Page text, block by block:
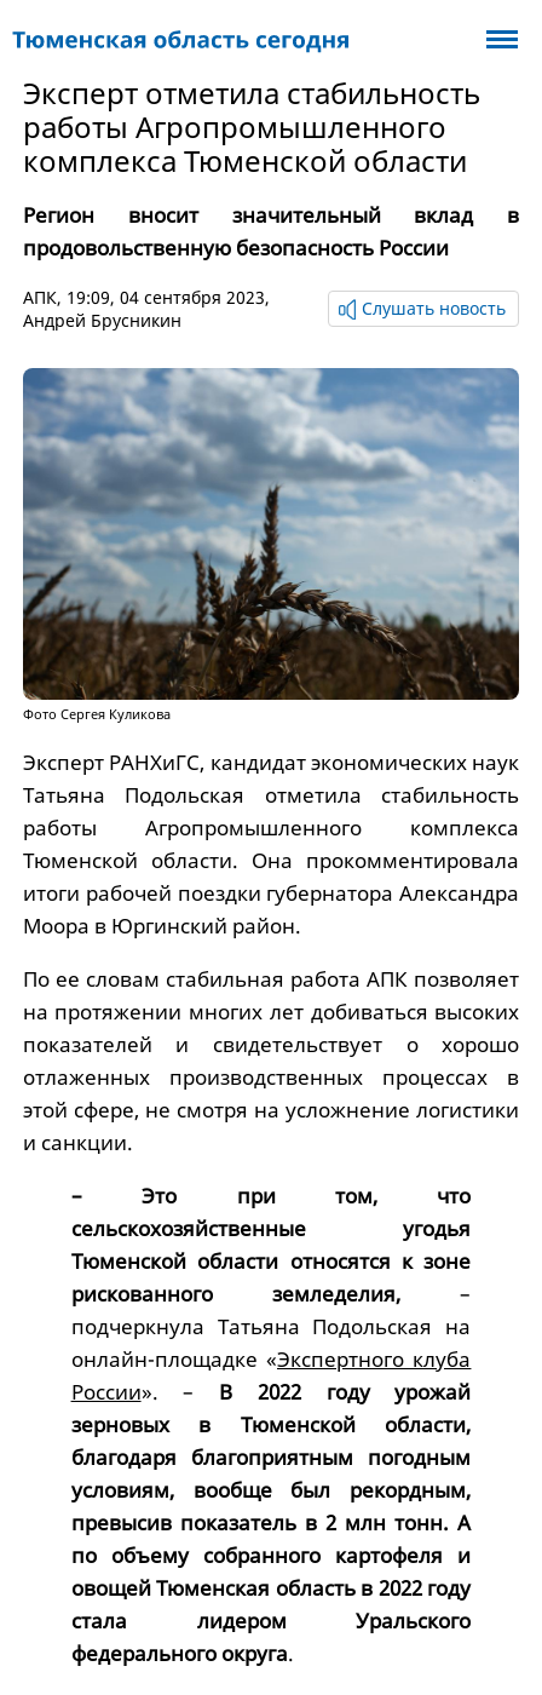
Эксперт отметила стабильность
работы Агропромышленного
комплекса Тюменской области
Регион вносит значительный вклад в
продовольственную безопасность России
АПК, 19:09, 04 сентября 2023,
Андрей Брусникин
Слушать новость
Фото Сергея Куликова
Эксперт РАНХиГС, кандидат экономических наук
Татьяна Подольская отметила стабильность
работы Агропромышленного комплекса
Тюменской области. Она прокомментировала
итоги рабочей поездки губернатора Александра
Моора в Юргинский район.
По ее словам стабильная работа АПК позволяет
на протяжении многих лет добиваться высоких
показателей и свидетельствует о хорошо
отлаженных производственных процессах в
этой сфере, не смотря на усложнение логистики
и санкции.
– Это при том, что
сельскохозяйственные угодья
Тюменской области относятся к зоне
рискованного земледелия, –
подчеркнула Татьяна Подольская на
онлайн-площадке «Экспертного клуба
России». – В 2022 году урожай
зерновых в Тюменской области,
благодаря благоприятным погодным
условиям, вообще был рекордным,
превысив показатель в 2 млн тонн. А
по объему собранного картофеля и
овощей Тюменская область в 2022 году
стала лидером Уральского
федерального округа.